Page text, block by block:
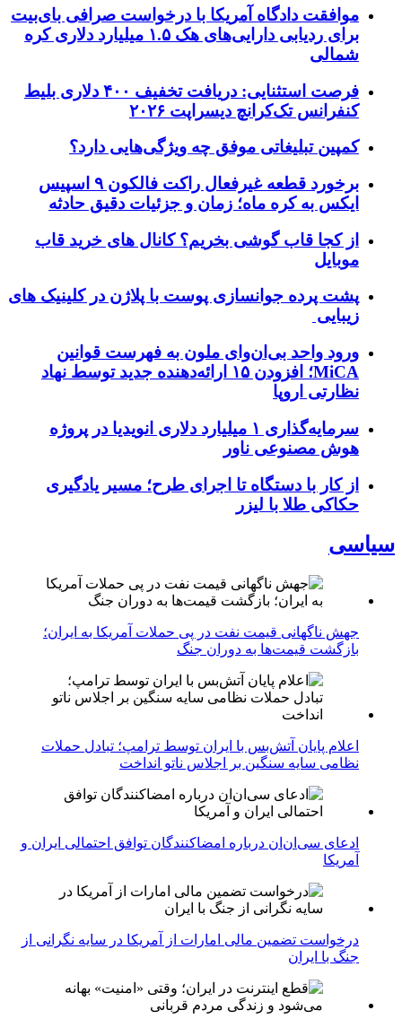
موافقت دادگاه آمریکا با درخواست صرافی بای‌بیت
برای ردیابی دارایی‌های هک ۱.۵ میلیارد دلاری کره
شمالی
فرصت استثنایی: دریافت تخفیف ۴۰۰ دلاری بلیط
کنفرانس تک‌کرانچ دیسراپت ۲۰۲۶
کمپین تبلیغاتی موفق چه ویژگی‌هایی دارد؟
برخورد قطعه غیرفعال راکت فالکون ۹ اسپیس
ایکس به کره ماه؛ زمان و جزئیات دقیق حادثه
از کجا قاب گوشی بخریم؟ کانال های خرید قاب
موبایل
پشت پرده جوانسازی پوست با پلاژن در کلینیک های
زیبایی
ورود واحد بی‌ان‌وای ملون به فهرست قوانین
MiCA؛ افزودن ۱۵ ارائه‌دهنده جدید توسط نهاد
نظارتی اروپا
سرمایه‌گذاری ۱ میلیارد دلاری انویدیا در پروژه
هوش مصنوعی ناور
از کار با دستگاه تا اجرای طرح؛ مسیر یادگیری
حکاکی طلا با لیزر
سیاسی
جهش ناگهانی قیمت نفت در پی حملات آمریکا به ایران؛
بازگشت قیمت‌ها به دوران جنگ
اعلام پایان آتش‌بس با ایران توسط ترامپ؛ تبادل حملات
نظامی سایه سنگین بر اجلاس ناتو انداخت
ادعای سی‌ان‌ان درباره امضاکنندگان توافق احتمالی ایران و
آمریکا
درخواست تضمین مالی امارات از آمریکا در سایه نگرانی از
جنگ با ایران